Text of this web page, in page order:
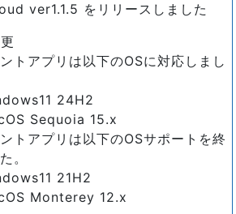
ver1.1.5 をリリースしました
トアプリは以下のOSに対応しまし
24H2
Sequoia 15.x
トアプリは以下のOSサポートを終
。
21H2
Monterey 12.x